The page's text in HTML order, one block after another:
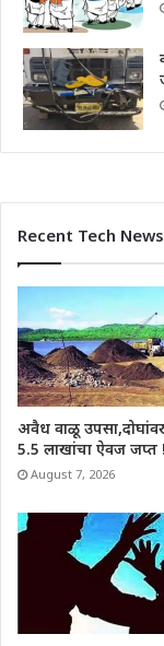
Recent Tech News
अवैध वाळू
5.5 लाखांचा ऐवज जप्त !
August 7, 2026